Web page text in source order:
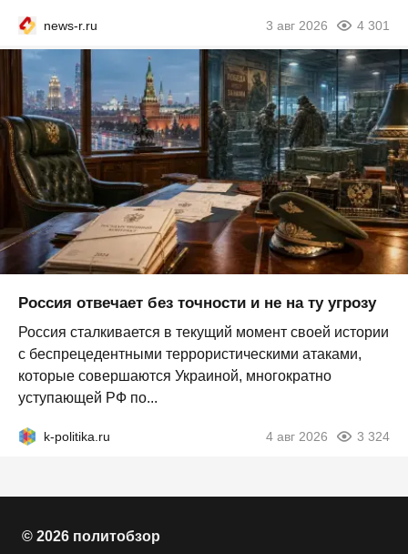
news-r.ru 3 авг 2026 4 301
Россия отвечает без точности и не на ту угрозу
Россия сталкивается в текущий момент своей истории
с беспрецедентными террористическими атаками,
которые совершаются Украиной, многократно
уступающей РФ по...
k-politika.ru 4 авг 2026 3 324
© 2026 политобзор